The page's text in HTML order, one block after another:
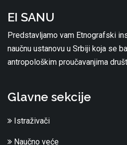
EI SANU
Predstavljamo vam Etnografski
naučnu ustanovu u Srbiji koja se
antropološkim proučavanjima
Glavne sekcije
Istraživači
Naučno veće